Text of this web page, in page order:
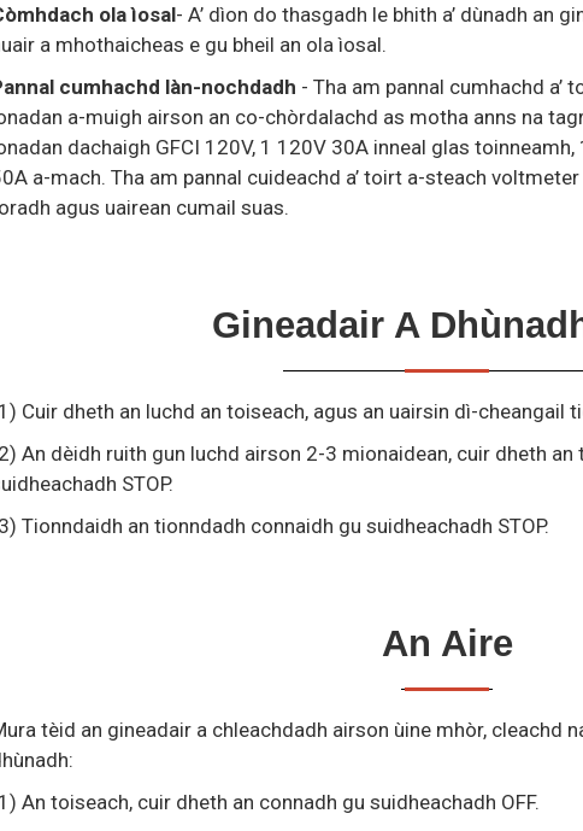
ola ìosal- A’ dìon do thasgadh le bhith a’ dùnadh an
a mhothaicheas e gu bheil an ola ìosal.
cumhachd làn-nochdadh - Tha am pannal cumhachd
a-muigh airson an co-chòrdalachd as motha anns na
dachaigh GFCI 120V, 1 120V 30A inneal glas
a-mach. Tha am pannal cuideachd a’ toirt a-steach
agus uairean cumail suas.
Gineadair A
Cuir dheth an luchd an toiseach, agus an uairsin dì-cheangail
An dèidh ruith gun luchd airson 2-3 mionaidean, cuir dheth
STOP.
Tionndaidh an tionndadh connaidh gu suidheachadh STOP.
An Aire
tèid an gineadair a chleachdadh airson ùine mhòr, cleachd
An toiseach, cuir dheth an connadh gu suidheachadh OFF.